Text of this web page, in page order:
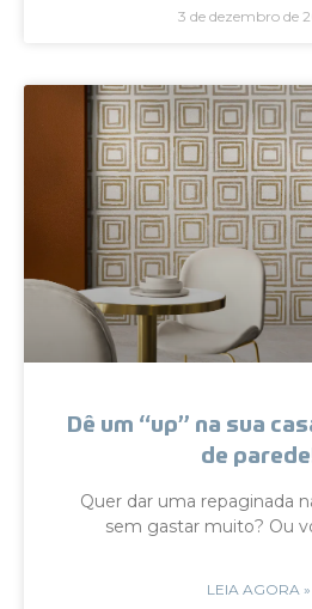
3 de dezembro de
Dê um “up” na sua
de
Quer dar uma repaginada
sem gastar muito? Ou
LEIA AGORA »